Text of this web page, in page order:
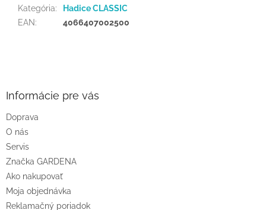
Kategória:
Hadice CLASSIC
EAN: 4066407002500
e
Informácie pre vás
Doprava
O nás
Servis
Značka GARDENA
Ako nakupovať
Moja objednávka
Reklamačný poriadok